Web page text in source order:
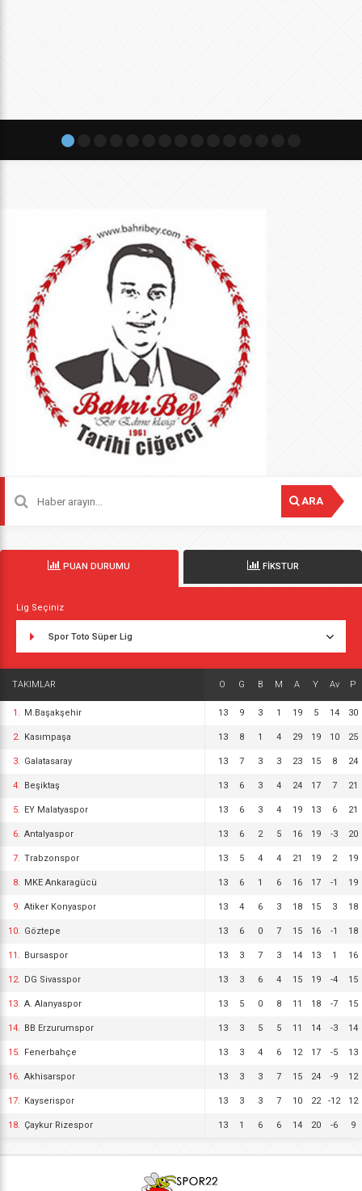
ARA
PUAN DURUMU FİKSTUR
Lig Seçiniz
Spor Toto Süper Lig
TAKIMLAR O G B M A Y Av P
1. M.Başakşehir 13 9 3 1 19 5 14 30
2. Kasımpaşa 13 8 1 4 29 19 10 25
3. Galatasaray 13 7 3 3 23 15 8 24
4. Beşiktaş 13 6 3 4 24 17 7 21
5. EY Malatyaspor 13 6 3 4 19 13 6 21
6. Antalyaspor 13 6 2 5 16 19 -3 20
7. Trabzonspor 13 5 4 4 21 19 2 19
8. MKE Ankaragücü 13 6 1 6 16 17 -1 19
9. Atiker Konyaspor 13 4 6 3 18 15 3 18
10. Göztepe 13 6 0 7 15 16 -1 18
11. Bursaspor 13 3 7 3 14 13 1 16
12. DG Sivasspor 13 3 6 4 15 19 -4 15
13. A. Alanyaspor 13 5 0 8 11 18 -7 15
14. BB Erzurumspor 13 3 5 5 11 14 -3 14
15. Fenerbahçe 13 3 4 6 12 17 -5 13
16. Akhisarspor 13 3 3 7 15 24 -9 12
17. Kayserispor 13 3 3 7 10 22 -12 12
18. Çaykur Rizespor 13 1 6 6 14 20 -6 9